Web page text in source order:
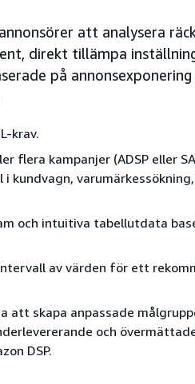
att analysera
direkt tillämpa
på annonsexponering
krav.
flera kampanjer (ADSP eller
varumärkessökning,
och intuitiva tabellutdata
av värden för ett
att skapa anpassade
och
DSP.